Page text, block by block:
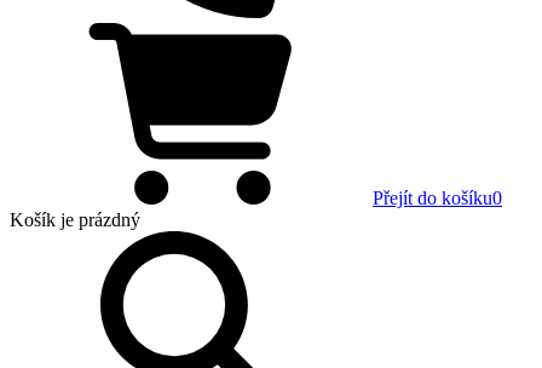
Přejít do košíku0
Košík je prázdný